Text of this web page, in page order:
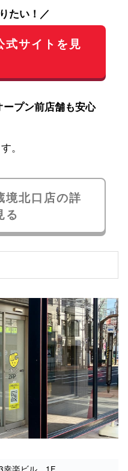
たい！／
式サイトを見
ープン前店舗も安心
。
境北口店の詳
る
幸楽ビル 1F